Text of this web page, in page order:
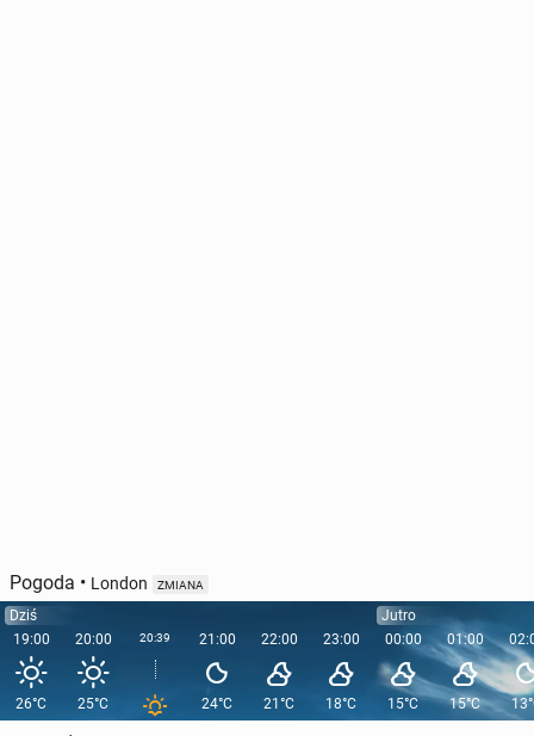
Pogoda • London ZMIANA
Dziś
19:00
26°C
20:00
25°C
20:39 21:00
24°C
22:00
21°C
23:00
18°C
Jutro
00:00
15°C
01:00
15°C